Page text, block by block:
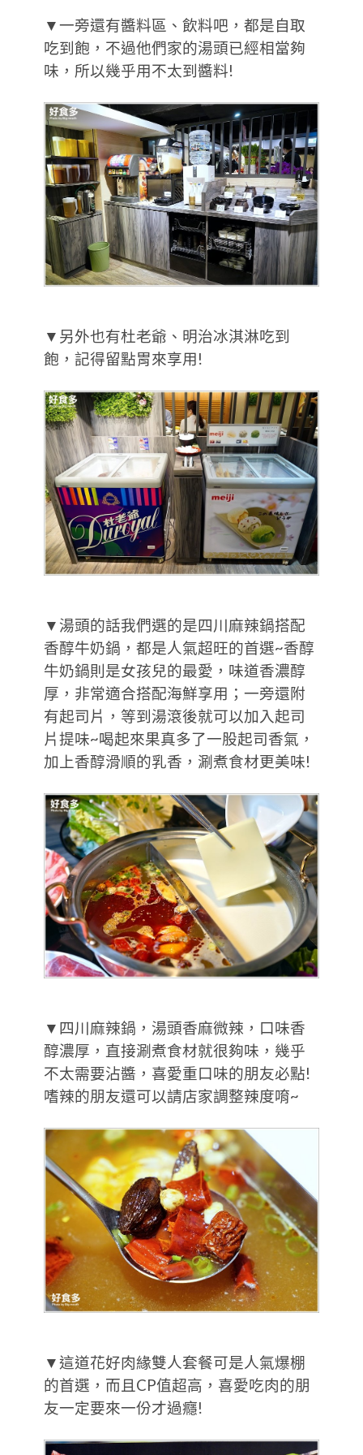
▼一旁還有醬料區、飲料吧，都是自取
吃到飽，不過他們家的湯頭已經相當夠
味，所以幾乎用不太到醬料!
▼另外也有杜老爺、明治冰淇淋吃到
飽，記得留點胃來享用!
▼湯頭的話我們選的是四川麻辣鍋搭配
香醇牛奶鍋，都是人氣超旺的首選~香醇
牛奶鍋則是女孩兒的最愛，味道香濃醇
厚，非常適合搭配海鮮享用；一旁還附
有起司片，等到湯滾後就可以加入起司
片提味~喝起來果真多了一股起司香氣，
加上香醇滑順的乳香，涮煮食材更美味!
▼四川麻辣鍋，湯頭香麻微辣，口味香
醇濃厚，直接涮煮食材就很夠味，幾乎
不太需要沾醬，喜愛重口味的朋友必點!
嗜辣的朋友還可以請店家調整辣度唷~
▼這道花好肉緣雙人套餐可是人氣爆棚
的首選，而且CP值超高，喜愛吃肉的朋
友一定要來一份才過癮!